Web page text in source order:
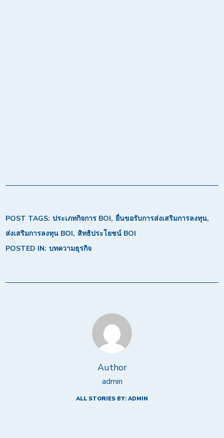
POST TAGS: ประเภทกิจการ BOI ยื่นขอรับการส่งเสริมการลงทุน
ส่งเสริมการลงทุน BOI สิทธิประโยชน์ BOI
POSTED IN: บทความธุรกิจ
Author
admin
ALL STORIES BY: ADMIN